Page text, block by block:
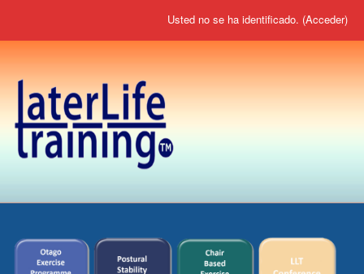
Usted no se ha identificado. (Acceder)